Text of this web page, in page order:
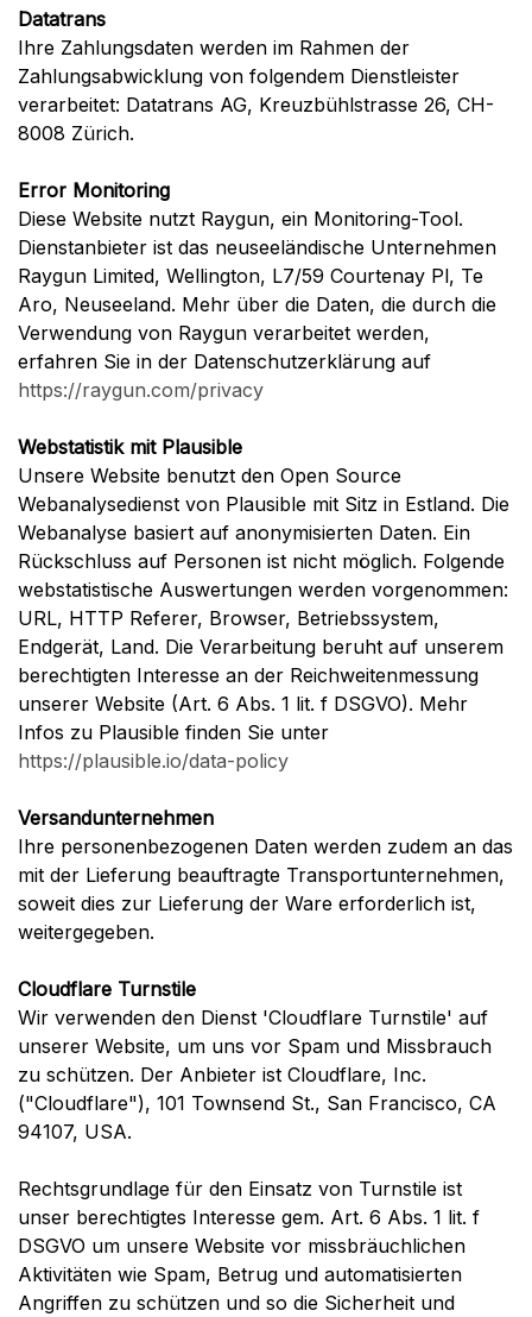
Datatrans
Ihre Zahlungsdaten werden im Rahmen der
Zahlungsabwicklung von folgendem Dienstleister
verarbeitet: Datatrans AG, Kreuzbühlstrasse 26, CH-
8008 Zürich.
Error Monitoring
Diese Website nutzt Raygun, ein Monitoring-Tool.
Dienstanbieter ist das neuseeländische Unternehmen
Raygun Limited, Wellington, L7/59 Courtenay Pl, Te
Aro, Neuseeland. Mehr über die Daten, die durch die
Verwendung von Raygun verarbeitet werden,
erfahren Sie in der Datenschutzerklärung auf
https://raygun.com/privacy
Webstatistik mit Plausible
Unsere Website benutzt den Open Source
Webanalysedienst von Plausible mit Sitz in Estland. Die
Webanalyse basiert auf anonymisierten Daten. Ein
Rückschluss auf Personen ist nicht möglich. Folgende
webstatistische Auswertungen werden vorgenommen:
URL, HTTP Referer, Browser, Betriebssystem,
Endgerät, Land. Die Verarbeitung beruht auf unserem
berechtigten Interesse an der Reichweitenmessung
unserer Website (Art. 6 Abs. 1 lit. f DSGVO). Mehr
Infos zu Plausible finden Sie unter
https://plausible.io/data-policy
Versandunternehmen
Ihre personenbezogenen Daten werden zudem an das
mit der Lieferung beauftragte Transportunternehmen,
soweit dies zur Lieferung der Ware erforderlich ist,
weitergegeben.
Cloudflare Turnstile
Wir verwenden den Dienst 'Cloudflare Turnstile' auf
unserer Website, um uns vor Spam und Missbrauch
zu schützen. Der Anbieter ist Cloudflare, Inc.
("Cloudflare"), 101 Townsend St., San Francisco, CA
94107, USA.
Rechtsgrundlage für den Einsatz von Turnstile ist
unser berechtigtes Interesse gem. Art. 6 Abs. 1 lit. f
DSGVO um unsere Website vor missbräuchlichen
Aktivitäten wie Spam, Betrug und automatisierten
Angriffen zu schützen und so die Sicherheit und